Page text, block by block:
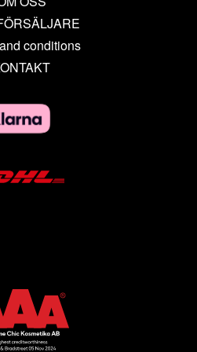
conditions